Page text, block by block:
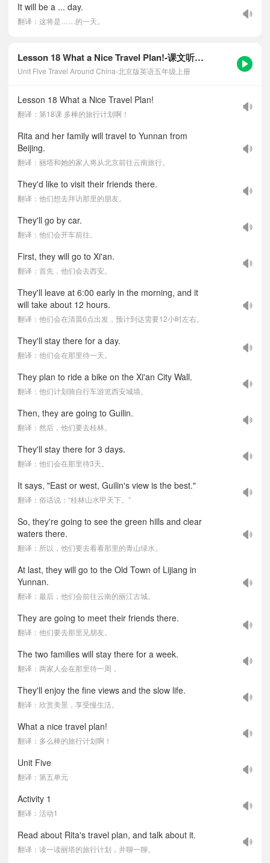
It will be a ... day.
翻译：这将是……的一天。
Lesson 18 What a Nice Travel Plan!-课文听力音频
Unit Five Travel Around China-北京版英语五年级上册
Lesson 18 What a Nice Travel Plan!
翻译：第18课 多棒的旅行计划啊！
Rita and her family will travel to Yunnan from
Beijing.
翻译：丽塔和她的家人将从北京前往云南旅行。
They'd like to visit their friends there.
翻译：他们想去拜访那里的朋友。
They'll go by car.
翻译：他们会开车前往。
First, they will go to Xi'an.
翻译：首先，他们会去西安。
They'll leave at 6:00 early in the morning, and it
will take about 12 hours.
翻译：他们会在清晨6点出发，预计到达需要12小时左右。
They'll stay there for a day.
翻译：他们会在那里待一天。
They plan to ride a bike on the Xi'an City Wall.
翻译：他们计划骑自行车游览西安城墙。
Then, they are going to Guilin.
翻译：然后，他们要去桂林。
They'll stay there for 3 days.
翻译：他们会在那里待3天。
It says, "East or west, Guilin's view is the best."
翻译：俗话说：“桂林山水甲天下。”
So, they're going to see the green hills and clear
waters there.
翻译：所以，他们要去看看那里的青山绿水。
At last, they will go to the Old Town of Lijiang in
Yunnan.
翻译：最后，他们会前往云南的丽江古城。
They are going to meet their friends there.
翻译：他们要去那里见朋友。
The two families will stay there for a week.
翻译：两家人会在那里待一周，
They'll enjoy the fine views and the slow life.
翻译：欣赏美景，享受慢生活。
What a nice travel plan!
翻译：多么棒的旅行计划啊！
Unit Five
翻译：第五单元
Activity 1
翻译：活动1
Read about Rita's travel plan, and talk about it.
翻译：读一读丽塔的旅行计划，并聊一聊。